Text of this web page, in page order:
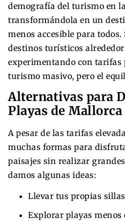
demografía del turismo en
transformándola en un
menos accesible para todos.
destinos turísticos
experimentando con tarifas
turismo masivo, pero el
Alternativas para
Playas de Mallorca
A pesar de las tarifas
muchas formas para
paisajes sin realizar
damos algunas ideas:
Llevar tus propias
Explorar playas menos